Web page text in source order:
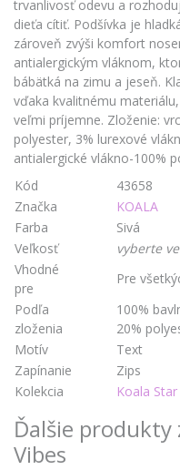
trvanlivosť odevu a
dieťa cítiť. Podšívka je
zároveň zvýši komfort
antialergickým vláknom,
bábätká na zimu a jeseň.
vďaka kvalitnému
veľmi príjemne. Zloženie:
polyester, 3% lurexové
antialergické vlákno-100%
Kód
43658
Značka
KOALA
Farba
Sivá
Veľkosť
vyberte
Vhodné
pre
Pre
Podľa
zloženia
100%
20%
Motív
Text
Zapínanie
Zips
Kolekcia
Koala Star
Ďalšie produkty
Vibes